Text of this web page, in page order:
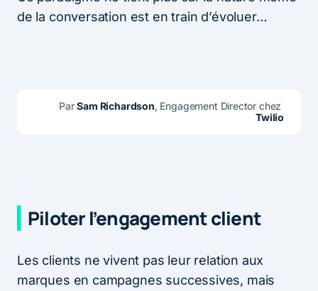
de la conversation est en train d’évoluer…
Par Sam Richardson
Twilio
Piloter l’engagement client
Les clients ne vivent pas leur relation aux
marques en campagnes successives, mais